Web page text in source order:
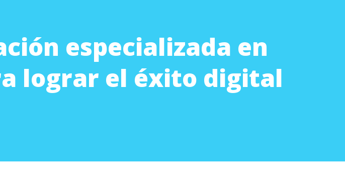
Politica Privacidad
Acepto la Política de Privacidad
especializada en
lograr el éxito digital